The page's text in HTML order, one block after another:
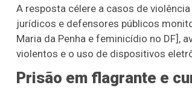
A resposta célere a casos de
jurídicos e defensores públicos
Maria da Penha e feminicídio no DF],
violentos e o uso de dispositivos
Prisão em flagrante e